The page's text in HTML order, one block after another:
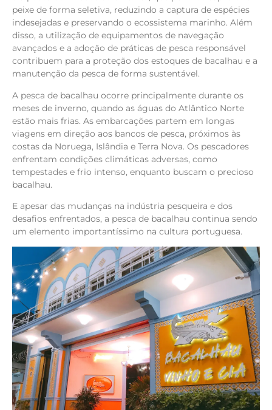
peixe de forma seletiva, reduzindo a captura de espécies
indesejadas e preservando o ecossistema marinho. Além
disso, a utilização de equipamentos de navegação
avançados e a adoção de práticas de pesca responsável
contribuem para a proteção dos estoques de bacalhau e a
manutenção da pesca de forma sustentável.
A pesca de bacalhau ocorre principalmente durante os
meses de inverno, quando as águas do Atlântico Norte
estão mais frias. As embarcações partem em longas
viagens em direção aos bancos de pesca, próximos às
costas da Noruega, Islândia e Terra Nova. Os pescadores
enfrentam condições climáticas adversas, como
tempestades e frio intenso, enquanto buscam o precioso
bacalhau.
E apesar das mudanças na indústria pesqueira e dos
desafios enfrentados, a pesca de bacalhau continua sendo
um elemento importantíssimo na cultura portuguesa.